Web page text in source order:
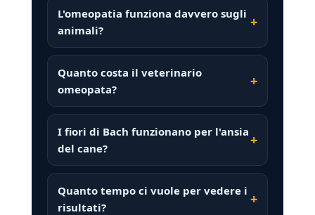
L'omeopatia funziona davvero sugli
animali?
Quanto costa il veterinario
omeopata?
I fiori di Bach funzionano per l'ansia
del cane?
Quanto tempo ci vuole per vedere i
risultati?